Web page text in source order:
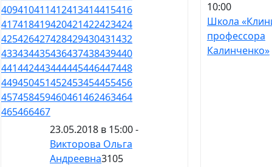
409410411412413414415416
417418419420421422423424
425426427428429430431432
433434435436437438439440
441442443444445446447448
449450451452453454455456
457458459460461462463464
465466467
23.05.2018 в 15:00 -
Викторова Ольга
Андреевна3105
10:00
Школа
профессора
Калинченко»